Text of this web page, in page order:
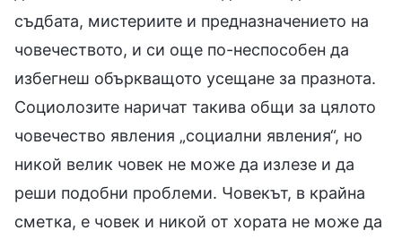
съдбата, мистериите и предназначението на
човечеството, и си още по-неспособен да
избегнеш объркващото усещане за празнота.
Социолозите наричат такива общи за цялото
човечество явления „социални явления“, но
никой велик човек не може да излезе и да
реши подобни проблеми. Човекът, в крайна
сметка, е човек и никой от хората не може да